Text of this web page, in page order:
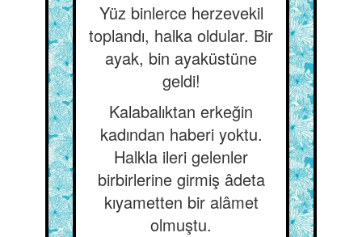
Yüz binlerce herzevekil
toplandı, halka oldular. Bir
ayak, bin ayaküstüne
geldi!
Kalabalıktan erkeğin
kadından haberi yoktu.
Halkla ileri gelenler
birbirlerine girmiş âdeta
kıyametten bir alâmet
olmuştu.